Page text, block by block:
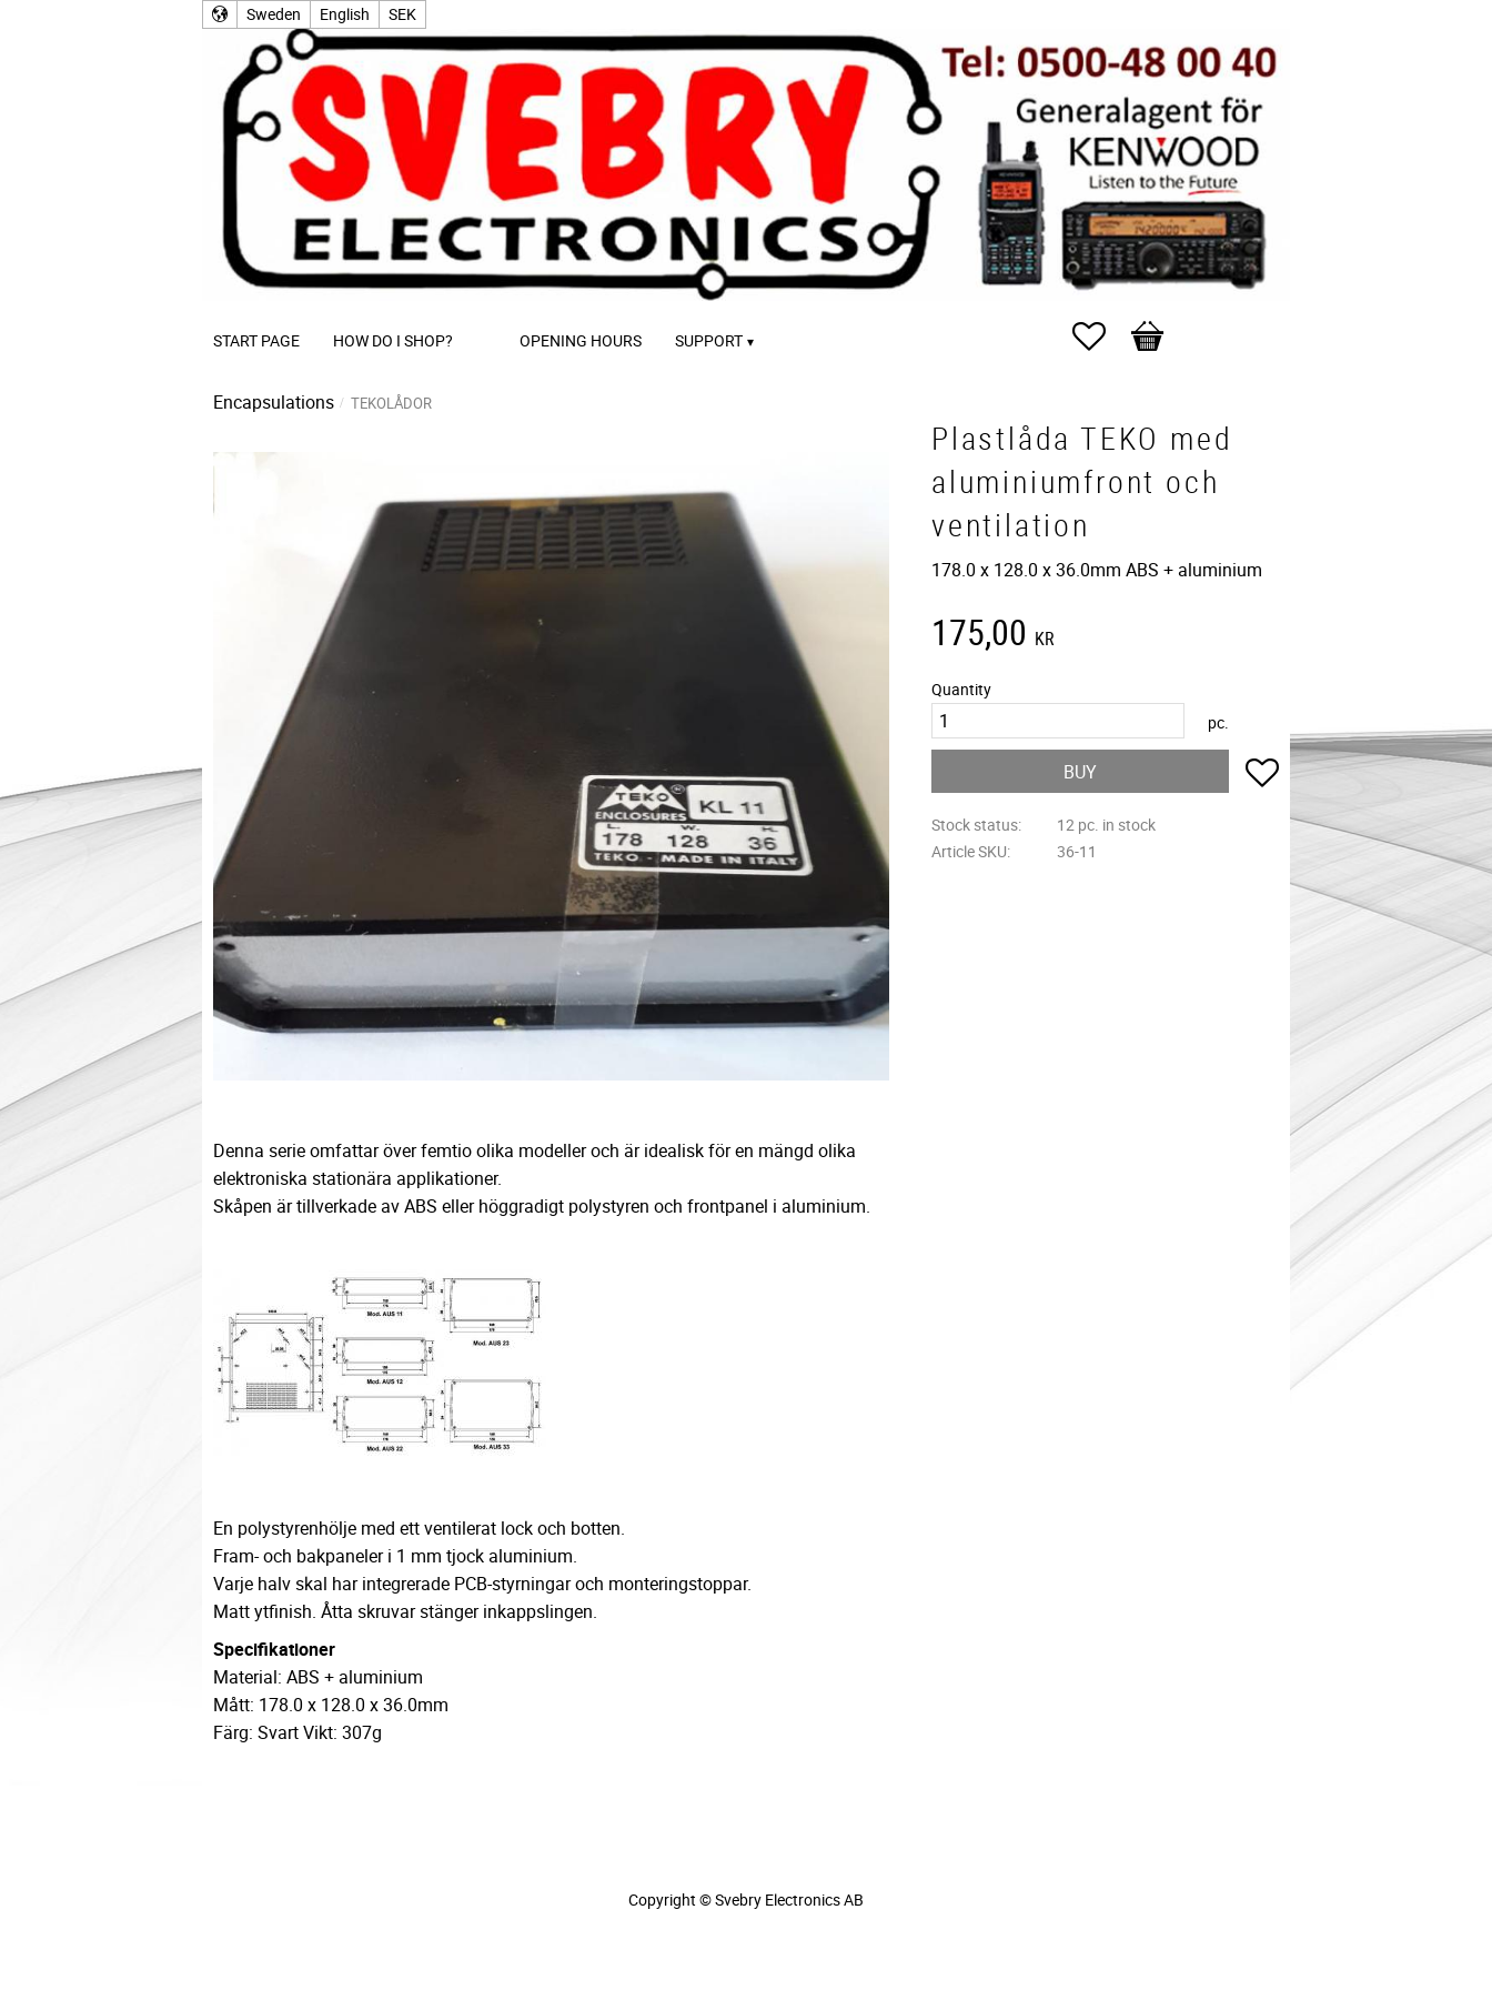
Sweden English SEK
START PAGE HOW DO I SHOP? OPENING HOURS SUPPORT Favorites
Basket
Encapsulations TEKOLÅDOR
Plastlåda TEKO med
aluminiumfront och
ventilation
178.0 x 128.0 x 36.0mm ABS + aluminium
175,00 KR
Quantity
pc.
BUY Add to favorites
Stock status
12 pc. in stock
Article SKU
36-11
Denna serie omfattar över femtio olika modeller och är idealisk för en mängd olika
elektroniska stationära applikationer.
Skåpen är tillverkade av ABS eller höggradigt polystyren och frontpanel i aluminium.
En polystyrenhölje med ett ventilerat lock och botten.
Fram- och bakpaneler i 1 mm tjock aluminium.
Varje halv skal har integrerade PCB-styrningar och monteringstoppar.
Matt ytfinish. Åtta skruvar stänger inkappslingen.
Specifikationer
Material: ABS + aluminium
Mått: 178.0 x 128.0 x 36.0mm
Färg: Svart Vikt: 307g
Copyright © Svebry Electronics AB